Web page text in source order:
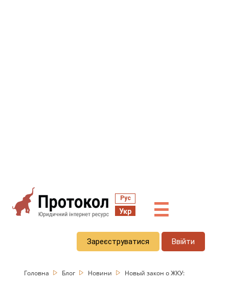
Рус
Укр ☰
Зареєструватися Ввійти
Головна Блог Новини
Новый закон о ЖКУ: